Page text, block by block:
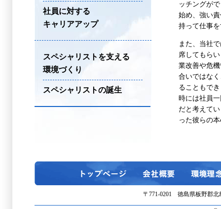
社員に対する
キャリアアップ
スペシャリストを支える
環境づくり
スペシャリストの誕生
ッチングが
始め、強い
持って仕事
また、当社
席してもら
業改善や危
合いではな
ることもで
時には社員
だと考えて
った彼らの
〒771-0201 徳島県板野郡北